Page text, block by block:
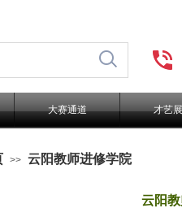
大赛通道 才艺
>> 云阳教师进修学院
云阳